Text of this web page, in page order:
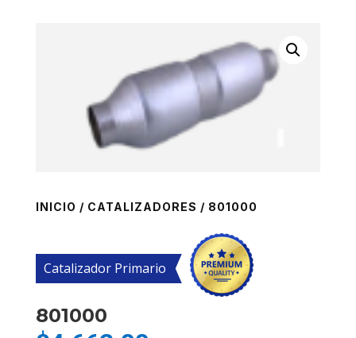
INICIO / CATALIZADORES / 801000
Catalizador Primario
801000